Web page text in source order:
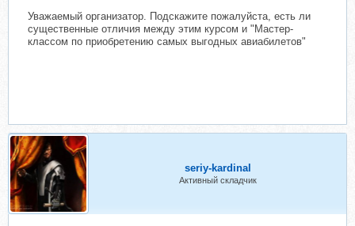
Уважаемый организатор. Подскажите пожалуйста, есть ли
существенные отличия между этим курсом и "Мастер-
классом по приобретению самых выгодных авиабилетов"
seriy-kardinal
Активный складчик